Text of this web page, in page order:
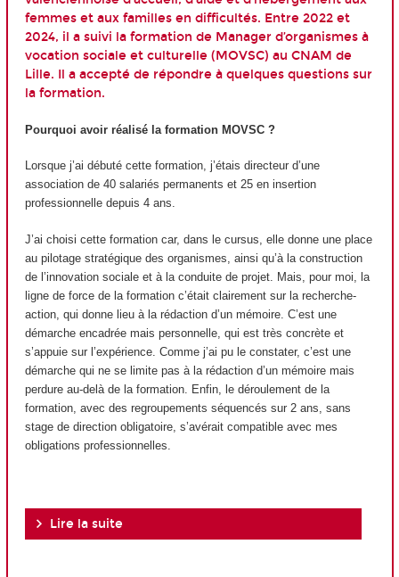
femmes et aux familles en difficultés. Entre 2022 et
2024, il a suivi la formation de Manager d’organismes à
vocation sociale et culturelle (MOVSC) au CNAM de
Lille. Il a accepté de répondre à quelques questions sur
la formation.
Pourquoi avoir réalisé la formation MOVSC ?
Lorsque j’ai débuté cette formation, j’étais directeur d’une
association de 40 salariés permanents et 25 en insertion
professionnelle depuis 4 ans.
J’ai choisi cette formation car, dans le cursus, elle donne une place
au pilotage stratégique des organismes, ainsi qu’à la construction
de l’innovation sociale et à la conduite de projet. Mais, pour moi, la
ligne de force de la formation c’était clairement sur la recherche-
action, qui donne lieu à la rédaction d’un mémoire. C’est une
démarche encadrée mais personnelle, qui est très concrète et
s’appuie sur l’expérience. Comme j’ai pu le constater, c’est une
démarche qui ne se limite pas à la rédaction d’un mémoire mais
perdure au-delà de la formation. Enfin, le déroulement de la
formation, avec des regroupements séquencés sur 2 ans, sans
stage de direction obligatoire, s’avérait compatible avec mes
obligations professionnelles.
Lire la suite